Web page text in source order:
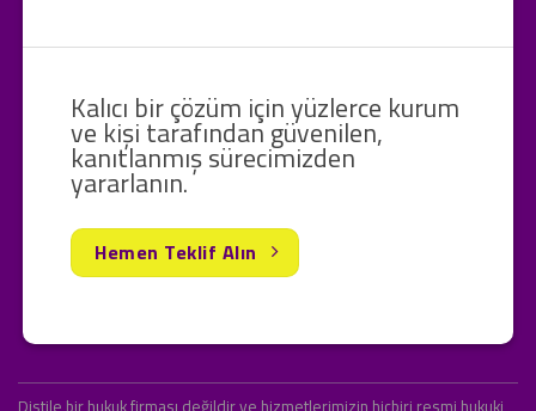
Kalıcı bir çözüm için yüzlerce kurum
ve kişi tarafından güvenilen,
kanıtlanmış sürecimizden
yararlanın.
Hemen Teklif Alın
Distile bir hukuk firması değildir ve hizmetlerimizin hiçbiri resmi hukuki